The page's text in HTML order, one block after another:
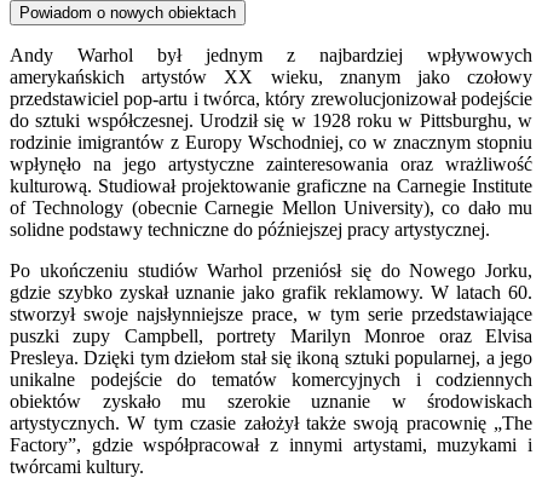
Powiadom o nowych obiektach
Andy Warhol był jednym z najbardziej wpływowych
amerykańskich artystów XX wieku, znanym jako czołowy
przedstawiciel pop-artu i twórca, który zrewolucjonizował podejście
do sztuki współczesnej. Urodził się w 1928 roku w Pittsburghu, w
rodzinie imigrantów z Europy Wschodniej, co w znacznym stopniu
wpłynęło na jego artystyczne zainteresowania oraz wrażliwość
kulturową. Studiował projektowanie graficzne na Carnegie Institute
of Technology (obecnie Carnegie Mellon University), co dało mu
solidne podstawy techniczne do późniejszej pracy artystycznej.
Po ukończeniu studiów Warhol przeniósł się do Nowego Jorku,
gdzie szybko zyskał uznanie jako grafik reklamowy. W latach 60.
stworzył swoje najsłynniejsze prace, w tym serie przedstawiające
puszki zupy Campbell, portrety Marilyn Monroe oraz Elvisa
Presleya. Dzięki tym dziełom stał się ikoną sztuki popularnej, a jego
unikalne podejście do tematów komercyjnych i codziennych
obiektów zyskało mu szerokie uznanie w środowiskach
artystycznych. W tym czasie założył także swoją pracownię „The
Factory”, gdzie współpracował z innymi artystami, muzykami i
twórcami kultury.